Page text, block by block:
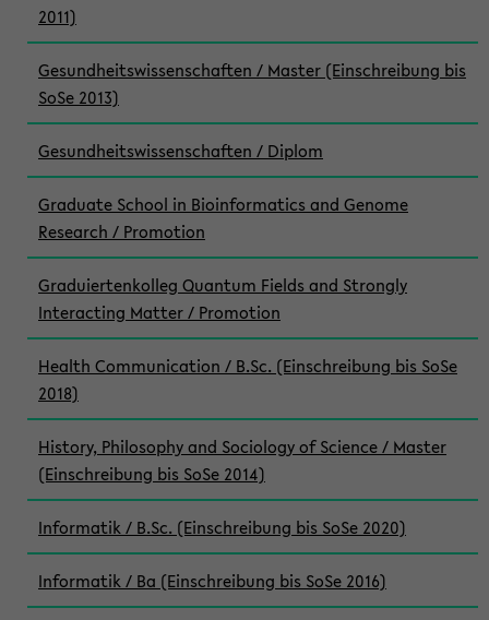
2011)
Gesundheitswissenschaften / Master (Einschreibung bis
SoSe 2013)
Gesundheitswissenschaften / Diplom
Graduate School in Bioinformatics and Genome
Research / Promotion
Graduiertenkolleg Quantum Fields and Strongly
Interacting Matter / Promotion
Health Communication / B.Sc. (Einschreibung bis SoSe
2018)
History, Philosophy and Sociology of Science / Master
(Einschreibung bis SoSe 2014)
Informatik / B.Sc. (Einschreibung bis SoSe 2020)
Informatik / Ba (Einschreibung bis SoSe 2016)